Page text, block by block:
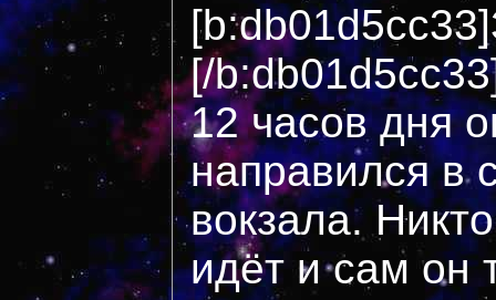
[/
12 часов дня
направился в
вокзала.
идёт и сам он